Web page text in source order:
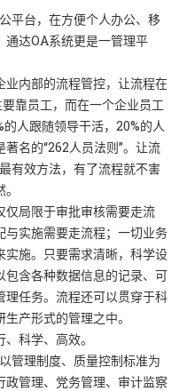
平台，在方便个人办公、移
通达OA系统更是一管理平
内部的流程管控，让流程在
靠员工，而在一个企业员工
人跟随领导干活，20%的人
名的“262人员法则”。让流
有效方法，有了流程就不害
仅局限于审批审核需要走流
实施需要走流程；一切业务
施。只要需求清晰，科学设
含各种数据信息的记录、可
理任务。流程还可以贯穿于科
产形式的管理之中。
科学、高效。
管理制度、质量控制标准为
管理、党务管理、审计监察